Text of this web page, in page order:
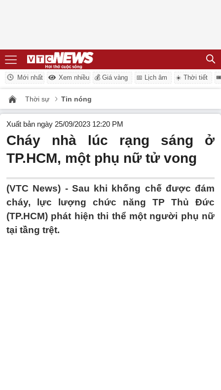
Mới nhất Xem nhiều 💰 Giá vàng 📅 Lịch âm ☀️ Thời tiết
Thời sự Tin nóng
Xuất bản ngày 25/09/2023 12:20 PM
Cháy nhà lúc rạng sáng ở
TP.HCM, một phụ nữ tử vong
(VTC News) - Sau khi khống chế được đám
cháy, lực lượng chức năng TP Thủ Đức
(TP.HCM) phát hiện thi thể một người phụ nữ
tại tầng trệt.